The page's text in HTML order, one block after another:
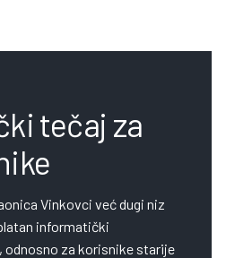
tečaj za
Vinkovci već dugi niz
informatički
odnosno za korisnike starije